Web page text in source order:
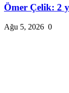
Ömer Çelik: 2
Ağu 5, 2026 0